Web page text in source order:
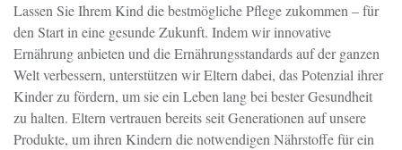
Lassen Sie Ihrem Kind die bestmögliche Pflege zukommen – für
den Start in eine gesunde Zukunft. Indem wir innovative
Ernährung anbieten und die Ernährungsstandards auf der ganzen
Welt verbessern, unterstützen wir Eltern dabei, das Potenzial ihrer
Kinder zu fördern, um sie ein Leben lang bei bester Gesundheit
zu halten. Eltern vertrauen bereits seit Generationen auf unsere
Produkte, um ihren Kindern die notwendigen Nährstoffe für ein